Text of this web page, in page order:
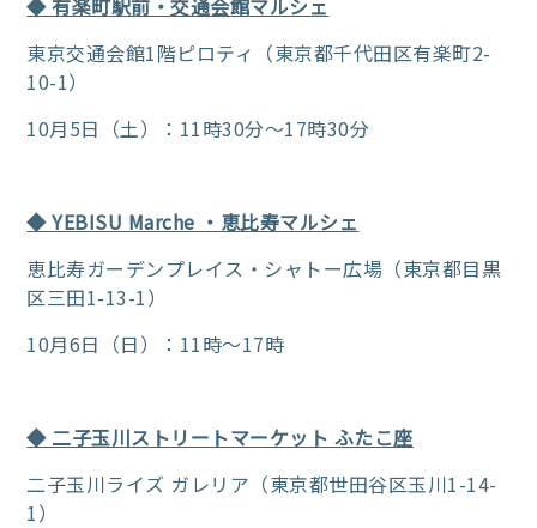
東京交通会館1階ピロティ（東京都千代田区有楽町2-
10-1）
10月5日（土）：11時30分～17時30分
◆ YEBISU Marche ・恵比寿マルシェ
恵比寿ガーデンプレイス・シャトー広場（東京都目黒
区三田1-13-1）
10月6日（日）：11時～17時
◆ 二子玉川ストリートマーケット ふたこ座
二子玉川ライズ ガレリア（東京都世田谷区玉川1-14-
1）